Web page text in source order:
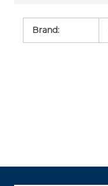
Brand: